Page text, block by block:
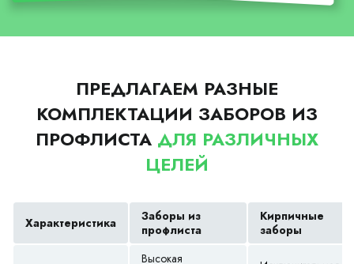
ПРЕДЛАГАЕМ РАЗНЫЕ
КОМПЛЕКТАЦИИ ЗАБОРОВ ИЗ
ПРОФЛИСТА ДЛЯ РАЗЛИЧНЫХ
ЦЕЛЕЙ
Характеристика
Заборы из
профлиста
Кирпичные
заборы
Высокая